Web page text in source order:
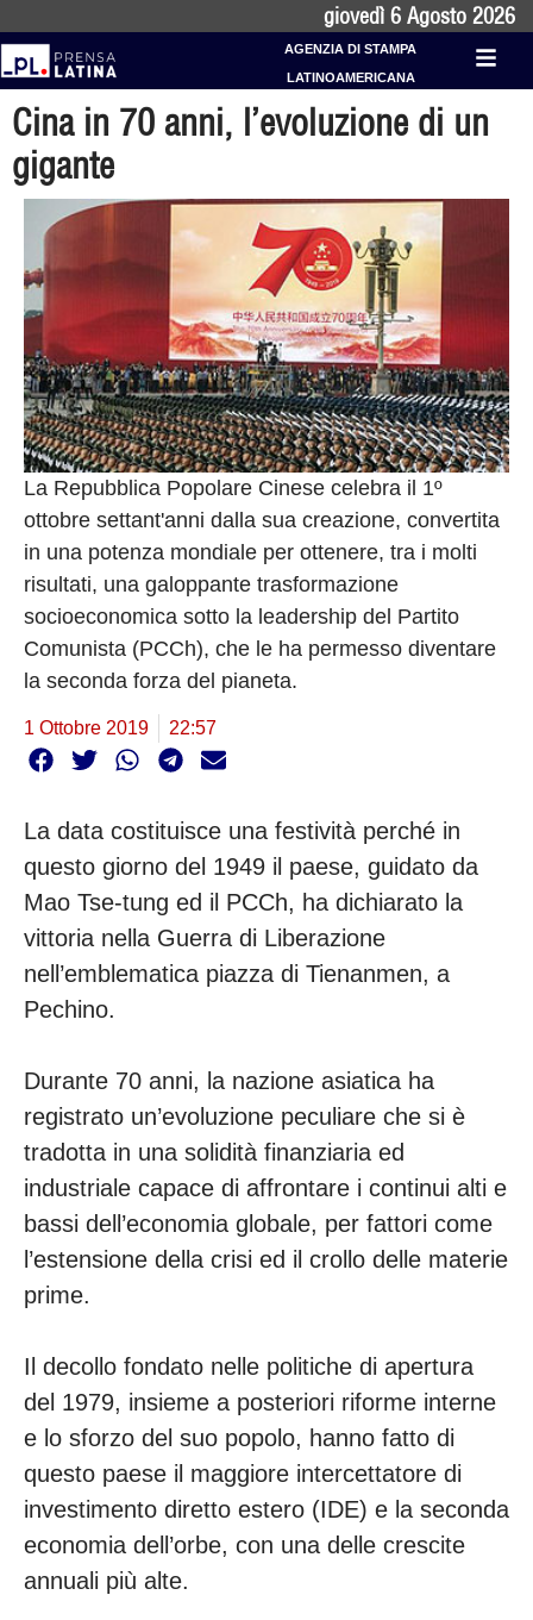
giovedì 6 Agosto 2026
AGENZIA DI STAMPA
LATINOAMERICANA
Cina in 70 anni, l’evoluzione di un
gigante
La Repubblica Popolare Cinese celebra il 1º
ottobre settant'anni dalla sua creazione, convertita
in una potenza mondiale per ottenere, tra i molti
risultati, una galoppante trasformazione
socioeconomica sotto la leadership del Partito
Comunista (PCCh), che le ha permesso diventare
la seconda forza del pianeta.
1 Ottobre 2019 22:57
La data costituisce una festività perché in
questo giorno del 1949 il paese, guidato da
Mao Tse-tung ed il PCCh, ha dichiarato la
vittoria nella Guerra di Liberazione
nell’emblematica piazza di Tienanmen, a
Pechino.
Durante 70 anni, la nazione asiatica ha
registrato un’evoluzione peculiare che si è
tradotta in una solidità finanziaria ed
industriale capace di affrontare i continui alti e
bassi dell’economia globale, per fattori come
l’estensione della crisi ed il crollo delle materie
prime.
Il decollo fondato nelle politiche di apertura
del 1979, insieme a posteriori riforme interne
e lo sforzo del suo popolo, hanno fatto di
questo paese il maggiore intercettatore di
investimento diretto estero (IDE) e la seconda
economia dell’orbe, con una delle crescite
annuali più alte.